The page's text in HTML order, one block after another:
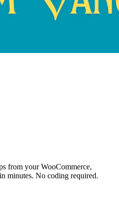
from your WooCommerce,
minutes. No coding required.